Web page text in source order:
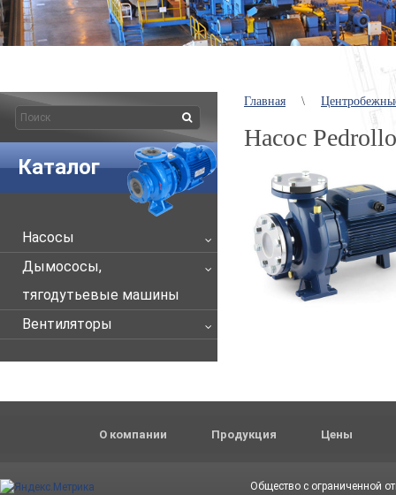
Каталог
Насосы
Дымососы,
тягодутьевые машины
Вентиляторы
Главная \
Насос
О компании Продукция Цены
Общество с ограниченной